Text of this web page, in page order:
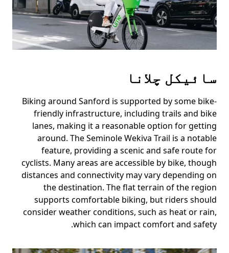
سائیکل چلانا
Biking around Sanford is supported by some bike-
friendly infrastructure, including trails and bike
lanes, making it a reasonable option for getting
around. The Seminole Wekiva Trail is a notable
feature, providing a scenic and safe route for
cyclists. Many areas are accessible by bike, though
distances and connectivity may vary depending on
the destination. The flat terrain of the region
supports comfortable biking, but riders should
consider weather conditions, such as heat or rain,
which can impact comfort and safety.